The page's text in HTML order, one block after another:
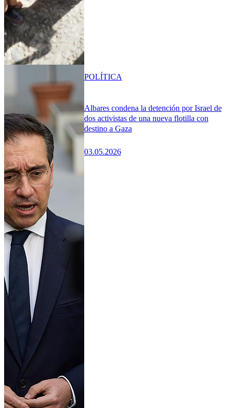
Albares condena la detención por Israel de
dos activistas de una nueva flotilla con
destino a Gaza
03.05.2026
POLÍTICA